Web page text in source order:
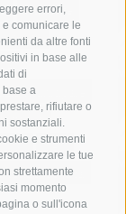
errori,
comunicare le
da altre fonti
in base alle
di
a
rifiutare o
sostanziali.
e strumenti
le tue
strettamente
momento
o sull'icona
incidente
municipale
treni
de luca